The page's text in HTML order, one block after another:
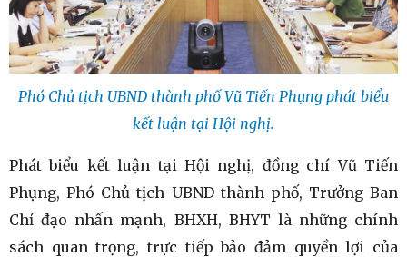
Phó Chủ tịch UBND thành phố Vũ Tiến Phụng phát biểu
kết luận tại Hội nghị.
Phát biểu kết luận tại Hội nghị, đồng chí Vũ Tiến
Phụng, Phó Chủ tịch UBND thành phố, Trưởng Ban
Chỉ đạo nhấn mạnh, BHXH, BHYT là những chính
sách quan trọng, trực tiếp bảo đảm quyền lợi của